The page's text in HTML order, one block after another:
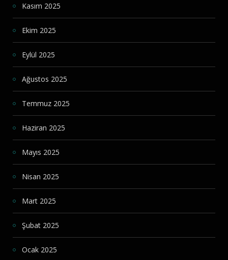
Kasım 2025
Ekim 2025
Eylül 2025
Ağustos 2025
Temmuz 2025
Haziran 2025
Mayıs 2025
Nisan 2025
Mart 2025
Şubat 2025
Ocak 2025